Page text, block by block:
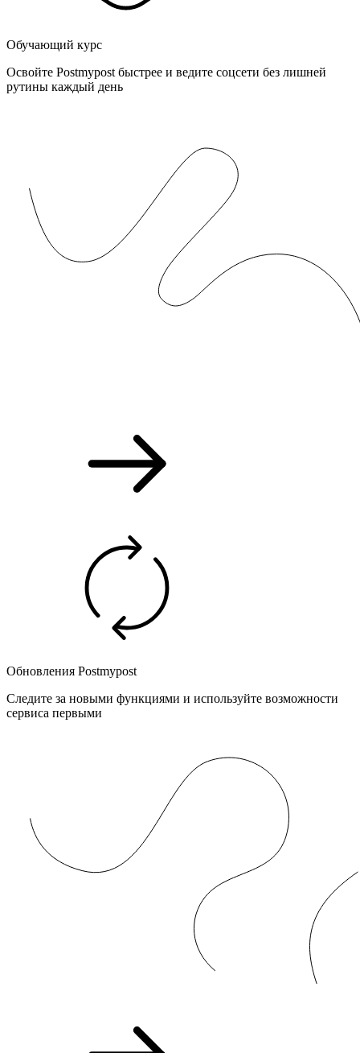
Обучающий курс
Освойте Postmypost быстрее и ведите соцсети без лишней
рутины каждый день
Обновления Postmypost
Следите за новыми функциями и используйте возможности
сервиса первыми